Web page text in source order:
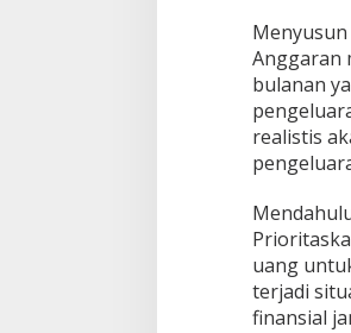
Menyusun
Anggaran
bulanan
realistis
uang
terjadi
finansial